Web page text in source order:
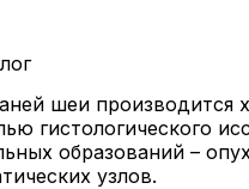
шеи производится
гистологического
образований –
узлов.